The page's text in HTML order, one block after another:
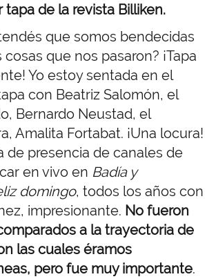
tapa de la revista Billiken.
que somos bendecidas
que nos pasaron? ¡Tapa
Yo estoy sentada en el
con Beatriz Salomón, el
Bernardo Neustad, el
Amalita Fortabat. ¡Una locura!
de presencia de canales de
en vivo en Badía y
domingo, todos los años con
impresionante. No fueron
a la trayectoria de
las cuales éramos
pero fue muy importante.